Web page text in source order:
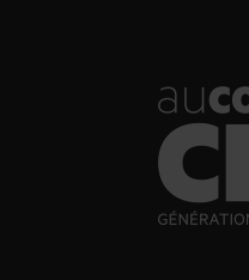
un nouveau design d’ici
le préciser Fabien Besse :
d’image mais d’usage.»
des produits qualitatifs
souhaite aussi acquérir